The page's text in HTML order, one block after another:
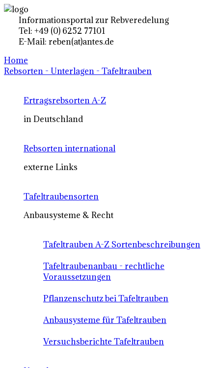
Informationsportal zur Rebveredelung
Tel: +49 (0) 6252 77101
E-Mail: reben(at)antes.de
Home
Rebsorten - Unterlagen - Tafeltrauben
Ertragsrebsorten A-Z
in Deutschland
Rebsorten international
externe Links
Tafeltraubensorten
Anbausysteme & Recht
Tafeltrauben A-Z Sortenbeschreibungen
Tafeltraubenanbau - rechtliche
Voraussetzungen
Pflanzenschutz bei Tafeltrauben
Anbausysteme für Tafeltrauben
Versuchsberichte Tafeltrauben